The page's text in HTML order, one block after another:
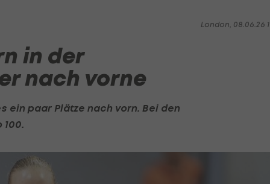
London, 08.06.26
in der
nach vorne
ein paar Plätze nach vorn. Bei den